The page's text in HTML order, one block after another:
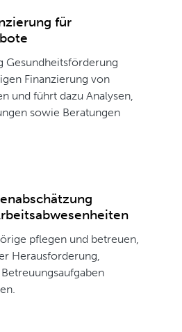
für
Gesundheitsförderung
Finanzierung von
und führt dazu Analysen,
sowie Beratungen
pflegen und betreuen,
Herausforderung,